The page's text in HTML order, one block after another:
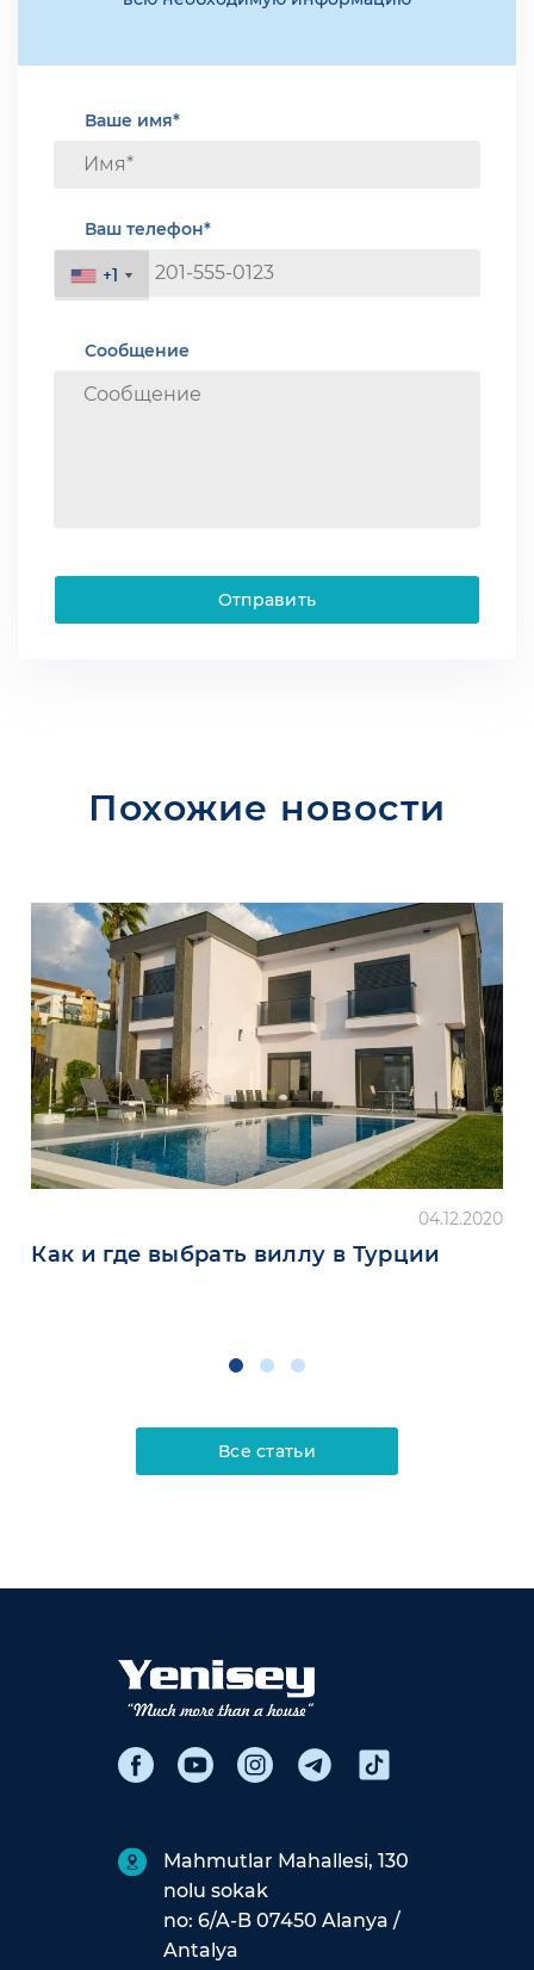
Ваше имя*
Ваш телефон*
+1
+1
Сообщение
Отправить
Похожие новости
04.12.2020
Как и где выбрать виллу в Турции
Все статьи
Mahmutlar Mahallesi, 130
nolu sokak
no: 6/A-B 07450 Alanya /
Antalya